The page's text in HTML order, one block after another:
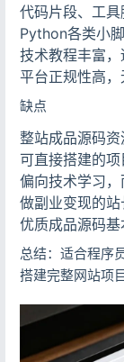
代码片段、工具
Python各类小
技术教程丰富，
平台正规性高，
缺点
整站成品源码
可直接搭建的项
偏向技术学习，
做副业变现的站
优质成品源码基
总结：适合程序
搭建完整网站项目